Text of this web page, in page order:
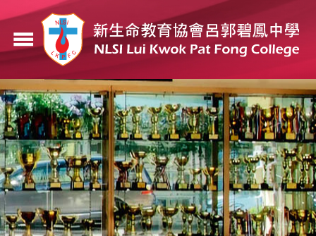
主
內
容
menu